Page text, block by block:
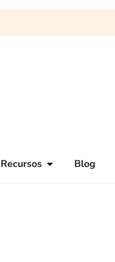
Recursos Blog